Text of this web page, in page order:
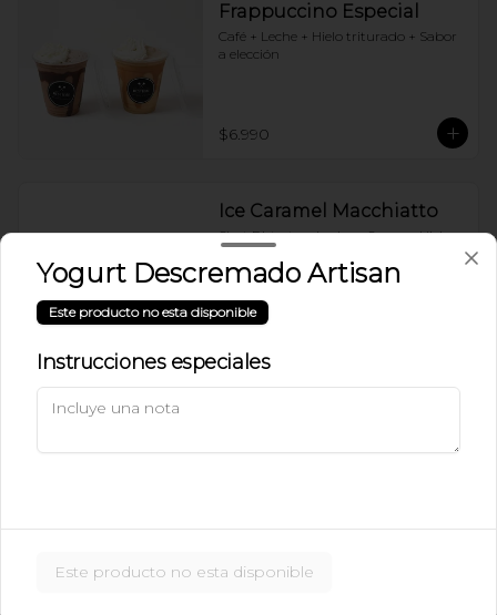
Frappuccino Especial
Café + Leche + Hielo triturado + Sabor
a elección
$6.990
Ice Caramel Macchiatto
Shot Ristreto + Leche + Syrup + Hielo
$5.490
Yogurt Descremado Artisan
Este producto no esta disponible
Instrucciones especiales
Este producto no esta disponible